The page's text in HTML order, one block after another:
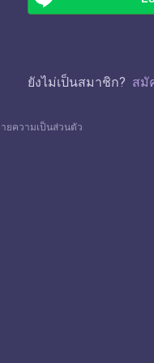
ยังไม่เป็นสมาชิก? สมั
ยความเป็นส่วนตัว